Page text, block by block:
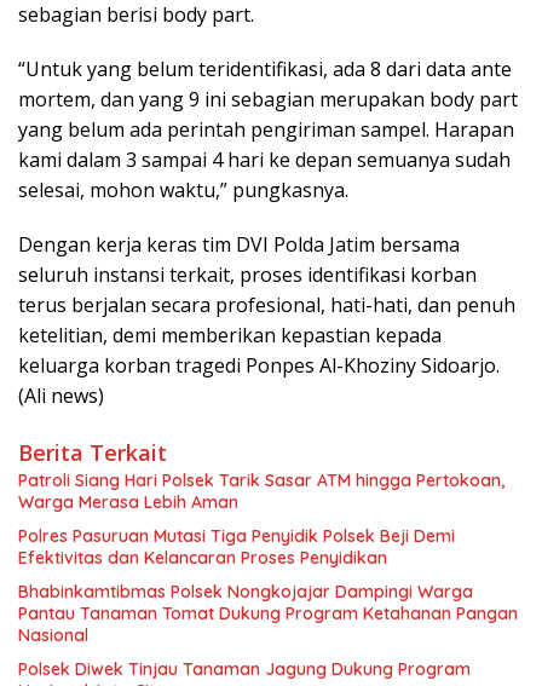
sebagian berisi body part.
“Untuk yang belum teridentifikasi, ada 8 dari data ante
mortem, dan yang 9 ini sebagian merupakan body part
yang belum ada perintah pengiriman sampel. Harapan
kami dalam 3 sampai 4 hari ke depan semuanya sudah
selesai, mohon waktu,” pungkasnya.
Dengan kerja keras tim DVI Polda Jatim bersama
seluruh instansi terkait, proses identifikasi korban
terus berjalan secara profesional, hati-hati, dan penuh
ketelitian, demi memberikan kepastian kepada
keluarga korban tragedi Ponpes Al-Khoziny Sidoarjo.
(Ali news)
Berita Terkait
Patroli Siang Hari Polsek Tarik Sasar ATM hingga Pertokoan,
Warga Merasa Lebih Aman
Polres Pasuruan Mutasi Tiga Penyidik Polsek Beji Demi
Efektivitas dan Kelancaran Proses Penyidikan
Bhabinkamtibmas Polsek Nongkojajar Dampingi Warga
Pantau Tanaman Tomat Dukung Program Ketahanan Pangan
Nasional
Polsek Diwek Tinjau Tanaman Jagung Dukung Program